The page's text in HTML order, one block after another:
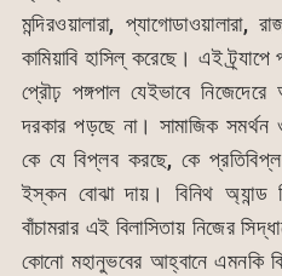
মন্দিরওয়ালারা, প্যাগোডাওয়ালারা,
কামিয়াবি হাসিল্ করেছে। এই
প্রৌঢ় পঙ্গপাল যেইভাবে
দরকার পড়ছে না। সামাজিক সমর্থন
কে যে বিপ্লব করছে, কে
ইস্কন বোঝা দায়। বিনিথ অ্যান্ড
বাঁচামরার এই বিলাসিতায় নিজের
কোনো মহানুভবের আহ্বানে এমনকি